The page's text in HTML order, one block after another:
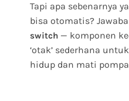
Tapi apa sebenarnya
bisa otomatis?
switch — komponen
‘otak’ sederhana
hidup dan mati